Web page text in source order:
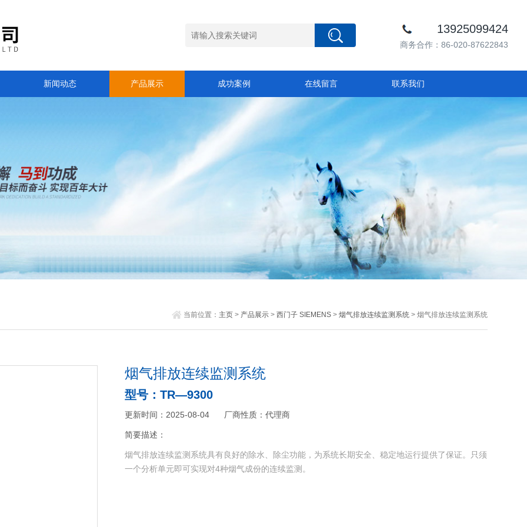
13925099424
商务合作：86-020-87622843
新闻动态 产品展示 成功案例 在线留言 联系我们
当前位置： 主页> 产品展示> 西门子 SIEMENS> 烟气排放连续监测系统> 烟气排放连续监测系统
烟气排放连续监测系统
型号：TR—9300
更新时间：2025-08-04 厂商性质：代理商
简要描述：
烟气排放连续监测系统具有良好的除水、除尘功能，为系统长期安全、稳定地运行提供了保证。只须
一个分析单元即可实现对4种烟气成份的连续监测。